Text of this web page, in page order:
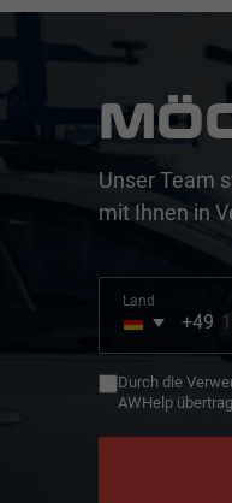
Unser Team
mit Ihnen in
Land
Germany
+49
+49
Durch die
AWHelp